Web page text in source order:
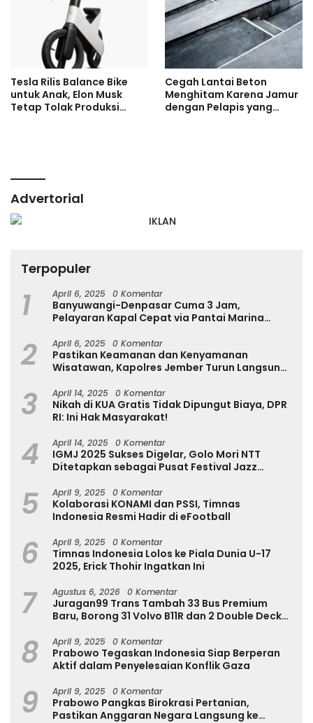
Tesla Rilis Balance Bike
untuk Anak, Elon Musk
Tetap Tolak Produksi
Cegah Lantai Beton
Menghitam Karena Jamur
dengan Pelapis yang
Advertorial
Terpopuler
1 April 6, 2025 0 Komentar
Banyuwangi-Denpasar Cuma 3 Jam,
Pelayaran Kapal Cepat via Pantai Marina
2 April 6, 2025 0 Komentar
Pastikan Keamanan dan Kenyamanan
Wisatawan, Kapolres Jember Turun Langsung
3 April 14, 2025 0 Komentar
Nikah di KUA Gratis Tidak Dipungut Biaya, DPR
RI: Ini Hak Masyarakat!
4 April 14, 2025 0 Komentar
IGMJ 2025 Sukses Digelar, Golo Mori NTT
Ditetapkan sebagai Pusat Festival Jazz
5 April 9, 2025 0 Komentar
Kolaborasi KONAMI dan PSSI, Timnas
Indonesia Resmi Hadir di eFootball
6 April 9, 2025 0 Komentar
Timnas Indonesia Lolos ke Piala Dunia U-17
2025, Erick Thohir Ingatkan Ini
7 Agustus 6, 2026 0 Komentar
Juragan99 Trans Tambah 33 Bus Premium
Baru, Borong 31 Volvo B11R dan 2 Double Decker
8 April 9, 2025 0 Komentar
Prabowo Tegaskan Indonesia Siap Berperan
Aktif dalam Penyelesaian Konflik Gaza
9 April 9, 2025 0 Komentar
Prabowo Pangkas Birokrasi Pertanian,
Pastikan Anggaran Negara Langsung ke